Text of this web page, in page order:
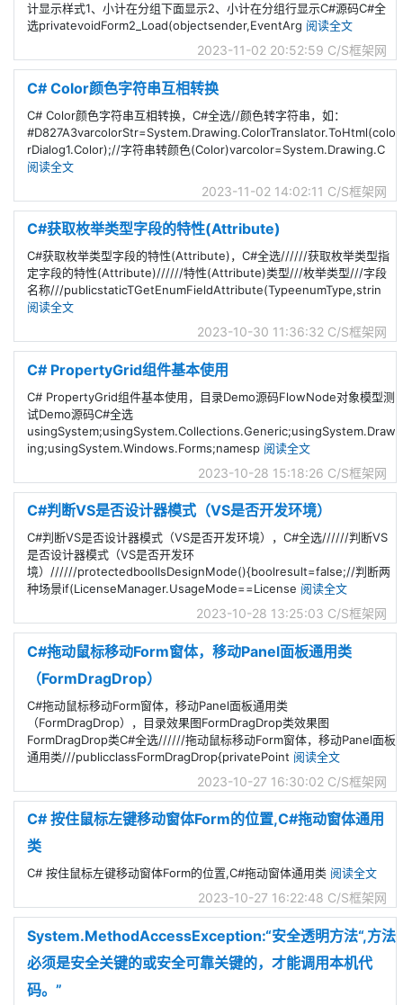
计显示样式1、小计在分组下面显示2、小计在分组行显示C#源码C#全
选privatevoidForm2_Load(objectsender,EventArg 阅读全文
2023-11-02 20:52:59 C/S框架网
C# Color颜色字符串互相转换
C# Color颜色字符串互相转换，C#全选//颜色转字符串，如：
#D827A3varcolorStr=System.Drawing.ColorTranslator.ToHtml(colo
rDialog1.Color);//字符串转颜色(Color)varcolor=System.Drawing.C
阅读全文
2023-11-02 14:02:11 C/S框架网
C#获取枚举类型字段的特性(Attribute)
C#获取枚举类型字段的特性(Attribute)，C#全选//////获取枚举类型指
定字段的特性(Attribute)//////特性(Attribute)类型///枚举类型///字段
名称///publicstaticTGetEnumFieldAttribute(TypeenumType,strin
阅读全文
2023-10-30 11:36:32 C/S框架网
C# PropertyGrid组件基本使用
C# PropertyGrid组件基本使用，目录Demo源码FlowNode对象模型测
试Demo源码C#全选
usingSystem;usingSystem.Collections.Generic;usingSystem.Draw
ing;usingSystem.Windows.Forms;namesp 阅读全文
2023-10-28 15:18:26 C/S框架网
C#判断VS是否设计器模式（VS是否开发环境）
C#判断VS是否设计器模式（VS是否开发环境），C#全选//////判断VS
是否设计器模式（VS是否开发环
境）//////protectedboolIsDesignMode(){boolresult=false;//判断两
种场景if(LicenseManager.UsageMode==License 阅读全文
2023-10-28 13:25:03 C/S框架网
C#拖动鼠标移动Form窗体，移动Panel面板通用类
（FormDragDrop）
C#拖动鼠标移动Form窗体，移动Panel面板通用类
（FormDragDrop），目录效果图FormDragDrop类效果图
FormDragDrop类C#全选//////拖动鼠标移动Form窗体，移动Panel面板
通用类///publicclassFormDragDrop{privatePoint 阅读全文
2023-10-27 16:30:02 C/S框架网
C# 按住鼠标左键移动窗体Form的位置,C#拖动窗体通用
类
C# 按住鼠标左键移动窗体Form的位置,C#拖动窗体通用类 阅读全文
2023-10-27 16:22:48 C/S框架网
System.MethodAccessException:“安全透明方法“,方法
必须是安全关键的或安全可靠关键的，才能调用本机代
码。”